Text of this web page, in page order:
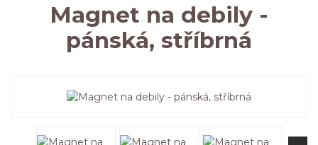
Magnet na debily -
pánská, stříbrná